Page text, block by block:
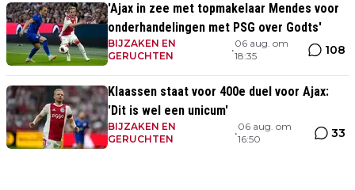
'Ajax in zee met topmakelaar Mendes voor
onderhandelingen met PSG over Godts'
BIJZAKEN EN
GERUCHTEN
•
06 aug. om
18:35
108
Klaassen staat voor 400e duel voor Ajax:
'Dit is wel een unicum'
BIJZAKEN EN
GERUCHTEN
•
06 aug. om
16:50
33